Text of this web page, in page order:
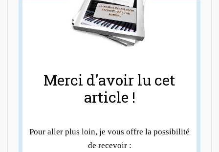
Merci d'avoir lu cet
article !
Pour aller plus loin, je vous offre la possibilité
de recevoir :